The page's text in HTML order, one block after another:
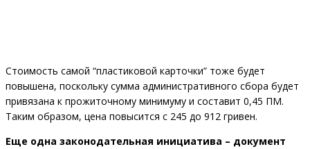
Стоимость самой “пластиковой карточки” тоже будет
повышена, поскольку сумма административного сбора будет
привязана к прожиточному минимуму и составит 0,45 ПМ.
Таким образом, цена повысится с 245 до 912 гривен.
Еще одна законодательная инициатива – документ